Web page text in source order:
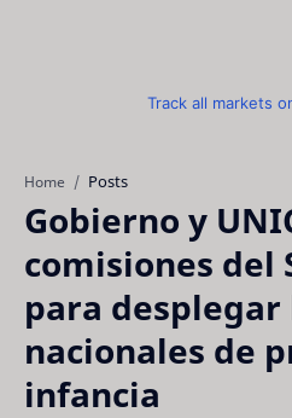
Track all markets
Home Posts
Gobierno y
comisiones del
para
nacionales de
infancia